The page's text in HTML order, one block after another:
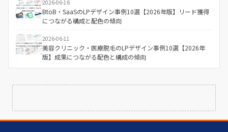
2026-06-16
BtoB・SaaSのLPデザイン事例10選【2026年版】リード獲得
につながる構成と配色の傾向
2026-06-11
美容クリニック・医療脱毛のLPデザイン事例10選【2026年
版】成果につながる配色と構成の傾向